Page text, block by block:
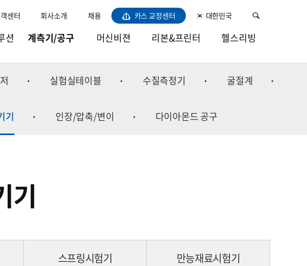
센터 회사소개 채용 카스 교정센터 대한민국
션 계측기/공구
점도/비중/수분계
바이오실험장비
열화상카메라
시험/분석기기
머신비젼
비전LED라이트
렌즈
리본&프린터
열전사리본
바코드프린터
헬스리빙
건강
실험실테이블 수질측정기 굴절계
기 인장/압축/변이 다이아몬드 공구
기
스프링시험기 만능재료시험기